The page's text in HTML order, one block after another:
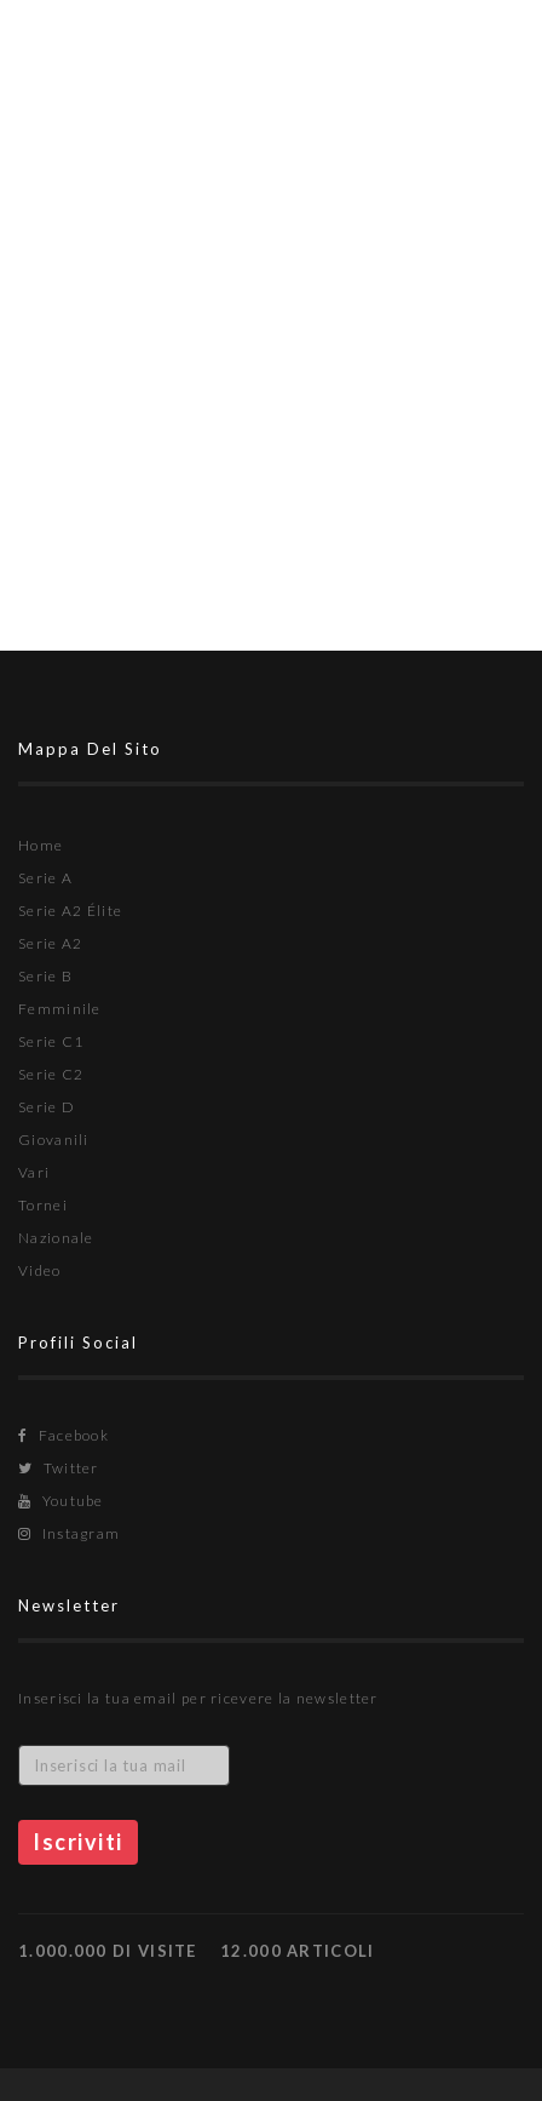
Mappa Del Sito
Home
Serie A
Serie A2 Élite
Serie A2
Serie B
Femminile
Serie C1
Serie C2
Serie D
Giovanili
Vari
Tornei
Nazionale
Video
Profili Social
Facebook
Twitter
Youtube
Instagram
Newsletter
Inserisci la tua email per ricevere la newsletter
1.000.000 DI VISITE 12.000 ARTICOLI